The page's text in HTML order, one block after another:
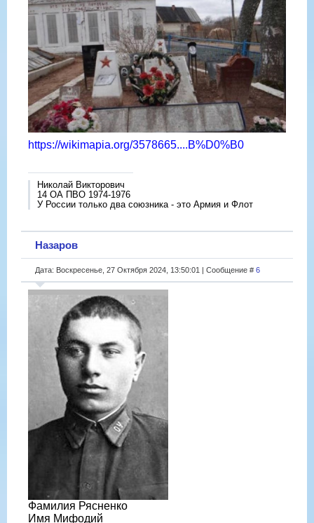
https://wikimapia.org/3578665....B%D0%B0
Николай Викторович
14 ОА ПВО 1974-1976
У России только два союзника - это Армия и Флот
Назаров
Дата: Воскресенье, 27 Октября 2024, 13:50:01 | Сообщение # 6
Фамилия Рясненко
Имя Мифодий